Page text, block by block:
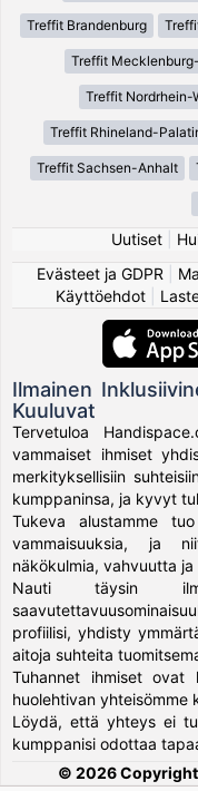
Treffit Brandenburg
Treffit
Treffit Nordrhein-
Treffit Rhineland-
Treffit Sachsen-Anhalt
Uutiset
Evästeet ja GDPR
Käyttöehdot
Ilmainen
Kuuluvat
Tervetuloa
vammaiset ihmiset
merkityksellisiin
kumppaninsa, ja kyvyt
Tukeva alustamme
vammaisuuksia, ja
näkökulmia, vahvuutta
Nauti täysin
profiilisi, yhdisty
aitoja suhteita
Tuhannet ihmiset ovat
huolehtivan yhteisömme
Löydä, että yhteys ei
kumppanisi odottaa
© 2026 Copyright